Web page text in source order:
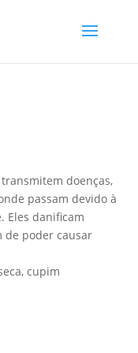
doenças,
passam devido à
Eles danificam
de poder causar
cupim